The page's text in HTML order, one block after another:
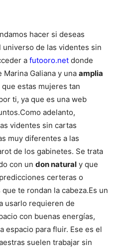
hacer si deseas
de las videntes sin
a futooro.net donde
Galiana y una amplia
estas mujeres tan
ti, ya que es una web
Como adelanto,
videntes sin cartas
muy diferentes a las
de los gabinetes. Se trata
con un don natural y que
certeras o
te rondan la cabeza.Es un
usarlo requieren de
con buenas energías,
espacio para fluir. Ese es el
suelen trabajar sin